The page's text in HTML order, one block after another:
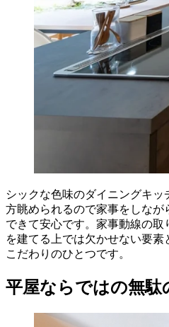
シックな色味のダイニングキ
方眺められるので家事をしな
できて安心です。家事動線の
を建てる上では欠かせない要
こだわりのひとつです。
平屋ならではの無駄